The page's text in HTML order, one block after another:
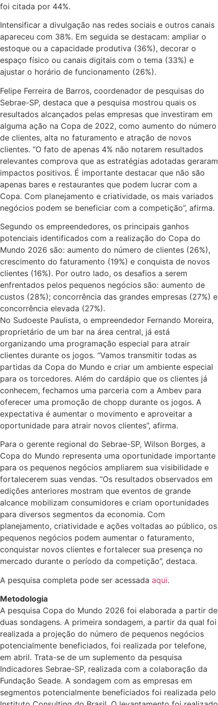
foi citada por 44%.
Intensificar a divulgação nas redes sociais e outros canais
apareceu com 38%. Em seguida se destacam: ampliar o
estoque ou a capacidade produtiva (36%), decorar o
espaço físico ou canais digitais com o tema (33%) e
ajustar o horário de funcionamento (26%).
Felipe Ferreira de Barros, coordenador de pesquisas do
Sebrae-SP, destaca que a pesquisa mostrou quais os
resultados alcançados pelas empresas que investiram em
alguma ação na Copa de 2022, como aumento do número
de clientes, alta no faturamento e atração de novos
clientes. “O fato de apenas 4% não notarem resultados
relevantes comprova que as estratégias adotadas geraram
impactos positivos. É importante destacar que não são
apenas bares e restaurantes que podem lucrar com a
Copa. Com planejamento e criatividade, os mais variados
negócios podem se beneficiar com a competição”, afirma.
Segundo os empreendedores, os principais ganhos
potenciais identificados com a realização do Copa do
Mundo 2026 são: aumento do número de clientes (26%),
crescimento do faturamento (19%) e conquista de novos
clientes (16%). Por outro lado, os desafios a serem
enfrentados pelos pequenos negócios são: aumento de
custos (28%); concorrência das grandes empresas (27%) e
concorrência elevada (27%).
No Sudoeste Paulista, o empreendedor Fernando Moreira,
proprietário de um bar na área central, já está
organizando uma programação especial para atrair
clientes durante os jogos. “Vamos transmitir todas as
partidas da Copa do Mundo e criar um ambiente especial
para os torcedores. Além do cardápio que os clientes já
conhecem, fechamos uma parceria com a Ambev para
oferecer uma promoção de chopp durante os jogos. A
expectativa é aumentar o movimento e aproveitar a
oportunidade para atrair novos clientes”, afirma.
Para o gerente regional do Sebrae-SP, Wilson Borges, a
Copa do Mundo representa uma oportunidade importante
para os pequenos negócios ampliarem sua visibilidade e
fortalecerem suas vendas. “Os resultados observados em
edições anteriores mostram que eventos de grande
alcance mobilizam consumidores e criam oportunidades
para diversos segmentos da economia. Com
planejamento, criatividade e ações voltadas ao público, os
pequenos negócios podem aumentar o faturamento,
conquistar novos clientes e fortalecer sua presença no
mercado durante o período da competição”, destaca.
A pesquisa completa pode ser acessada aqui.
Metodologia
A pesquisa Copa do Mundo 2026 foi elaborada a partir de
duas sondagens. A primeira sondagem, a partir da qual foi
realizada a projeção do número de pequenos negócios
potencialmente beneficiados, foi realizada por telefone,
em abril. Trata-se de um suplemento da pesquisa
Indicadores Sebrae-SP, realizada com a colaboração da
Fundação Seade. A sondagem com as empresas em
segmentos potencialmente beneficiados foi realizada pelo